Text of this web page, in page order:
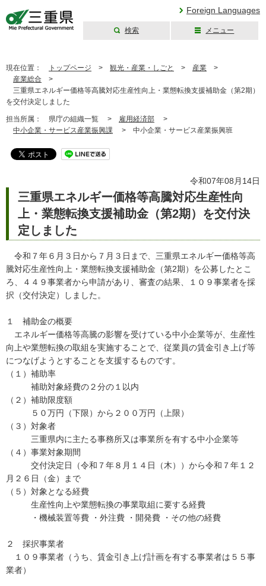
Foreign Languages
検索 メニュー
現在位置： トップページ > 観光・産業・しごと > 産業 >
産業総合 >
三重県エネルギー価格等高騰対応生産性向上・業態転換支援補助金（第2期）
を交付決定しました
担当所属： 県庁の組織一覧 > 雇用経済部 >
中小企業・サービス産業振興課 > 中小企業・サービス産業振興班
令和07年08月14日
三重県エネルギー価格等高騰対応生産性向
上・業態転換支援補助金（第2期）を交付決
定しました
令和７年６月３日から７月３日まで、三重県エネルギー価格等高
騰対応生産性向上・業態転換支援補助金（第2期）を公募したとこ
ろ、４４９事業者から申請があり、審査の結果、１０９事業者を採
択（交付決定）しました。
１ 補助金の概要
エネルギー価格等高騰の影響を受けている中小企業等が、生産性
向上や業態転換の取組を実施することで、従業員の賃金引き上げ等
につなげようとすることを支援するものです。
（１）補助率
補助対象経費の２分の１以内
（２）補助限度額
５０万円（下限）から２００万円（上限）
（３）対象者
三重県内に主たる事務所又は事業所を有する中小企業等
（４）事業対象期間
交付決定日（令和７年８月１４日（木））から令和７年１２
月２６日（金）まで
（５）対象となる経費
生産性向上や業態転換の事業取組に要する経費
・機械装置等費 ・外注費 ・開発費 ・その他の経費
２ 採択事業者
１０９事業者（うち、賃金引き上げ計画を有する事業者は５５事
業者）